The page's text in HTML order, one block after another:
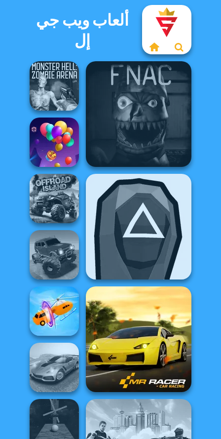
ألعاب ويب جي
إل
Five Nights At Christmas
Squid Battle Simulator
Mr. Racer
Monster Hell:
Zombie Arena
Balloon Match 3D
Offroad Island
Offroad Muddy
Trucks
Shape-shifting
Madness Driver
Vertigo City